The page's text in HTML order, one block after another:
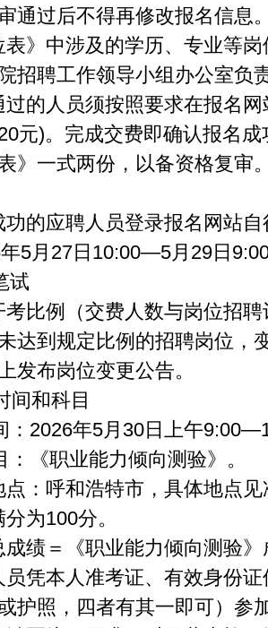
通过后不得再修改报名信息
》中涉及的学历、专业等岗
招聘工作领导小组办公室负
的人员须按照要求在报名网
元)。完成交费即确认报名
表》一式两份，以备资格复
的应聘人员登录报名网站自
5月27日10:00—5月29日
试
比例（交费人数与岗位招聘
达到规定比例的招聘岗位，
发布岗位变更公告。
和科目
2026年5月30日上午
《职业能力倾向测验》。
：呼和浩特市，具体地点见
为100分。
绩＝《职业能力倾向测验》
凭本人准考证、有效身份证
护照，四者有其一即可）参